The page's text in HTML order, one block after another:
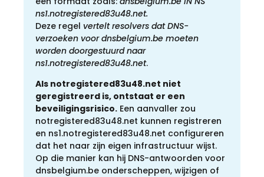
ns1.notregistered83u48.net.
Deze regel vertelt resolvers dat DNS-
verzoeken voor dnsbelgium.be moeten
worden doorgestuurd naar
ns1.notregistered83u48.net.
Als notregistered83u48.net niet
geregistreerd is, ontstaat er een
beveiligingsrisico. Een aanvaller zou
notregistered83u48.net kunnen registreren
en ns1.notregistered83u48.net configureren
dat het naar zijn eigen infrastructuur wijst.
Op die manier kan hij DNS-antwoorden voor
dnsbelgium.be onderscheppen, wijzigen of